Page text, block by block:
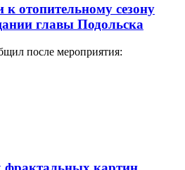
отопительному сезону
главы Подольска
после мероприятия: